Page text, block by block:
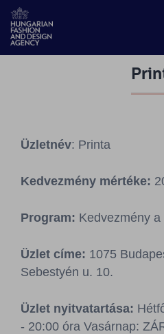
Design
Select
Hírek
Pályázatok
Sajtószoba
Üzletnév: Printa
Kedvezmény mértéke:
Program: Kedvezmény
Üzlet címe: 1075
Sebestyén u. 10.
Üzlet nyitvatartása:
- 20:00 óra Vasárnap: